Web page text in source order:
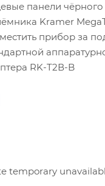
панели
Kramer
прибор за
RK-T2В-B
temporary